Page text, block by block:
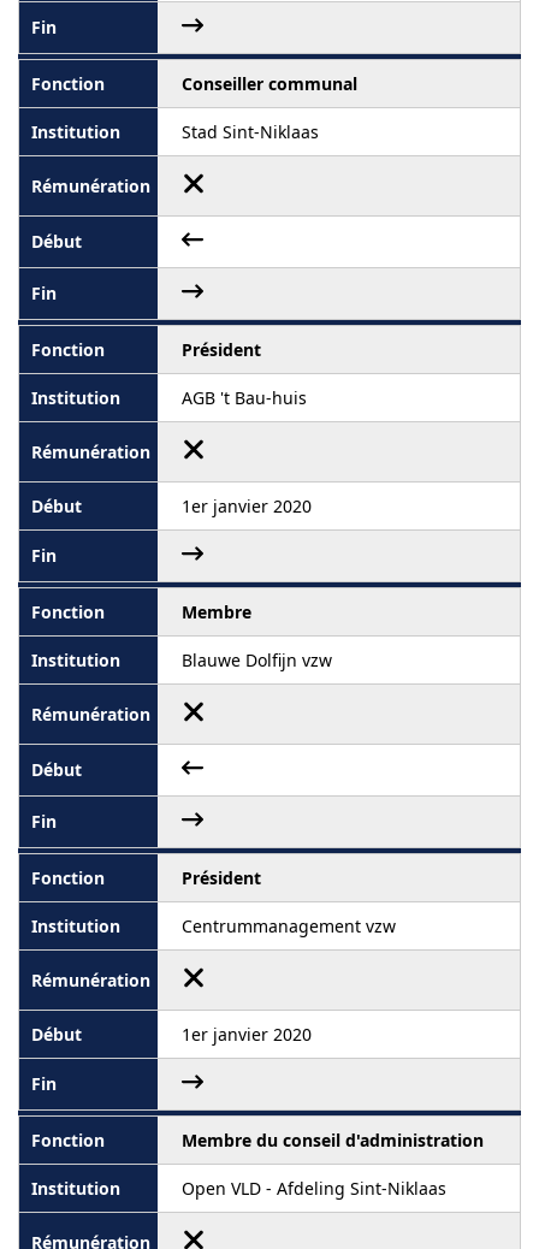
Conseiller communal
Stad Sint-Niklaas
Président
AGB 't Bau-huis
1er janvier 2020
Membre
Blauwe Dolfijn vzw
Président
Centrummanagement vzw
1er janvier 2020
Membre du conseil d'administration
Open VLD - Afdeling Sint-Niklaas